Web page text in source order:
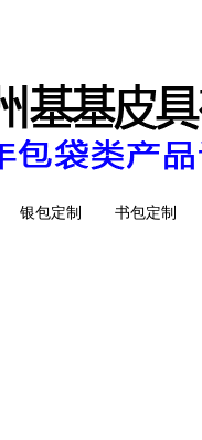
银包定制 书包定制